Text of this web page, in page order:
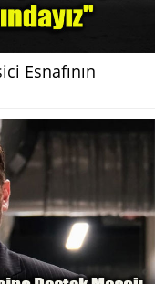
Esnafının